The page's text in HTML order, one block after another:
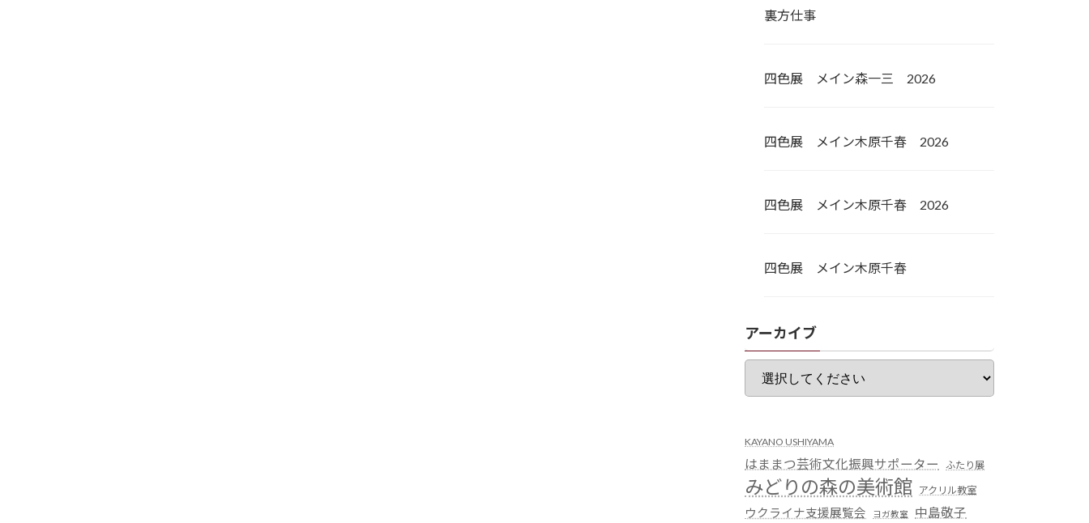
裏方仕事
四色展 メイン森一三 2026
四色展 メイン木原千春 2026
四色展 メイン木原千春 2026
四色展 メイン木原千春
アーカイブ
KAYANO USHIYAMA
はままつ芸術文化振興サポーター ふたり展
みどりの森の美術館 アクリル教室
ウクライナ支援展覧会 ヨガ教室 中島敬子